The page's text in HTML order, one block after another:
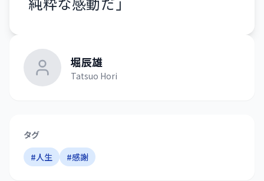
堀辰雄
Tatsuo Hori
タグ
#人生 #感謝